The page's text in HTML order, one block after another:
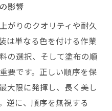
イントとは
ェックリスト
ブルを防ぐ
与える影響
対処法
い仕上がりを実現
影響
がりのクオリティや耐久
は単なる色を付ける作業
の選択、そして塗布の順
要です。正しい順序を保
大限に発揮し、長く美し
逆に、順序を無視する